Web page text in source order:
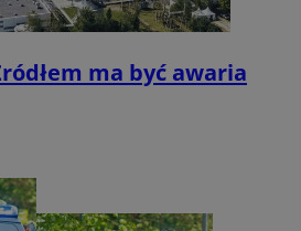
ma być awaria